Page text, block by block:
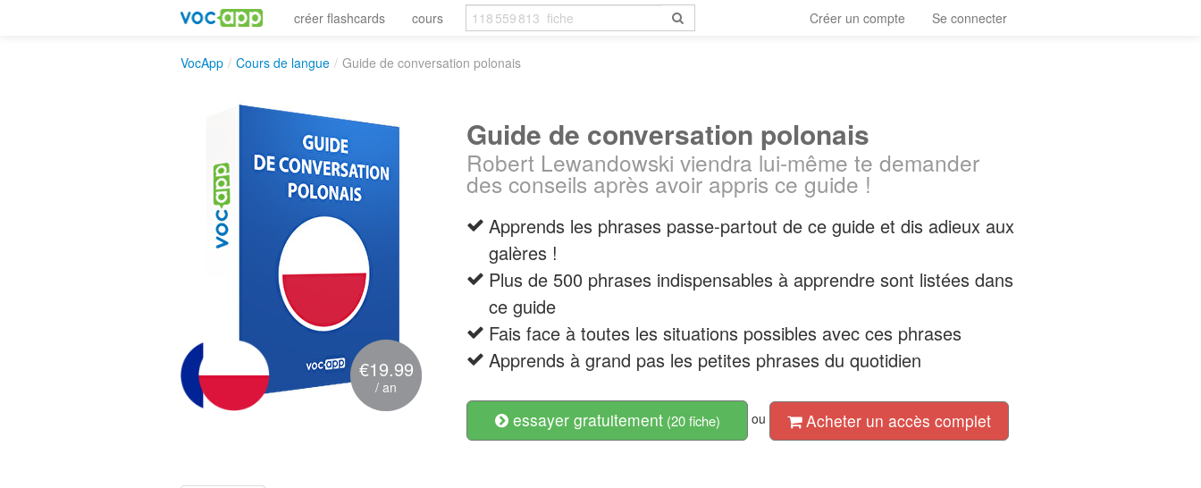
créer flashcards cours Créer un compte Se connecter
VocApp / Cours de langue / Guide de conversation polonais
€19.99
/ an
Guide de conversation polonais
Robert Lewandowski viendra lui-même te demander
des conseils après avoir appris ce guide !
Apprends les phrases passe-partout de ce guide et dis adieux aux
galères !
Plus de 500 phrases indispensables à apprendre sont listées dans
ce guide
Fais face à toutes les situations possibles avec ces phrases
Apprends à grand pas les petites phrases du quotidien
essayer gratuitement(20 fiche) ou Acheter un accès complet